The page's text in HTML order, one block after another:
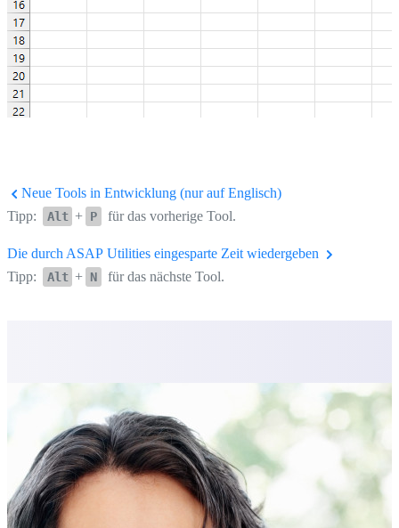
Neue Tools in Entwicklung (nur auf Englisch)
Tipp:
Alt + P für das vorherige Tool.
Die durch ASAP Utilities eingesparte Zeit wiedergeben
Tipp:
Alt + N für das nächste Tool.